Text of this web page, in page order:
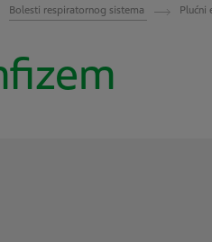
Bolesti respiratornog sistema Plućni